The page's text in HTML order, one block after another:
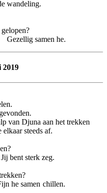
wandeling.
nu gelopen?
he.
2019
van Djuna aan het trekken
steeds af.
helpen?
zeg.
trekken?
chillen.